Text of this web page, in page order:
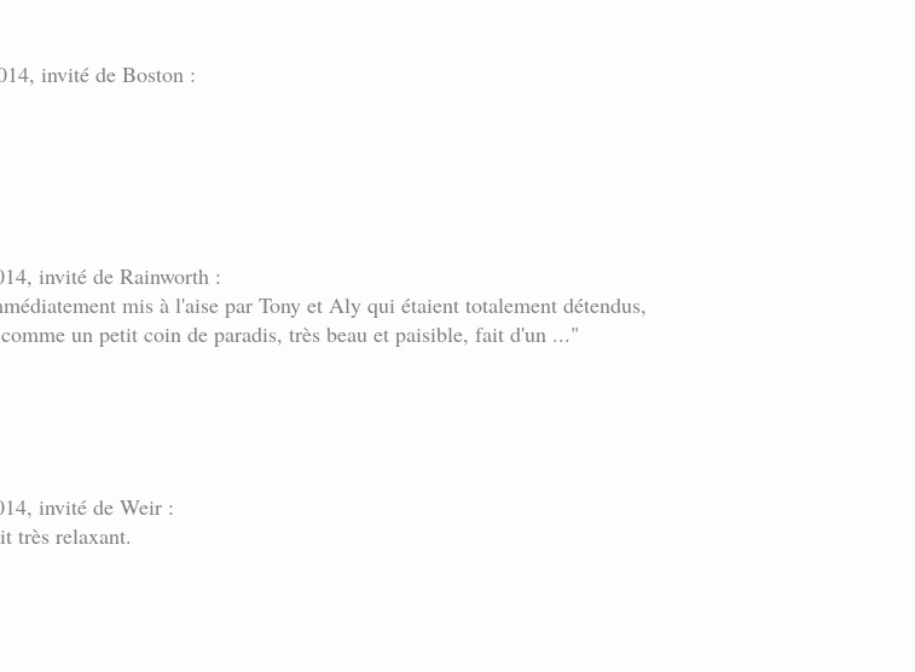
invité de Boston :
invité de Rainworth :
mis à l'aise par Tony et Aly qui étaient totalement détendus,
un petit coin de paradis, très beau et paisible, fait d'un ..."
invité de Weir :
très relaxant.